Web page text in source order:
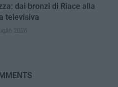
dai bronzi di Riace alla
televisiva
2026